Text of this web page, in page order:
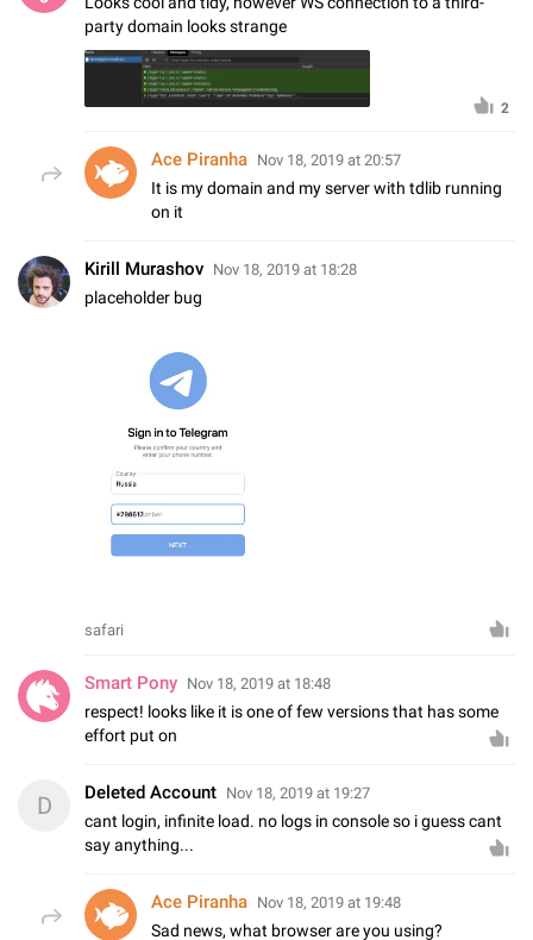
party domain looks strange
2
Ace Piranha Nov 18, 2019 at 20:57
It is my domain and my server with tdlib running
on it
Kirill Murashov Nov 18, 2019 at 18:28
placeholder bug
safari
Smart Pony Nov 18, 2019 at 18:48
respect! looks like it is one of few versions that has some
effort put on
D Deleted Account Nov 18, 2019 at 19:27
cant login, infinite load. no logs in console so i guess cant
say anything...
Ace Piranha Nov 18, 2019 at 19:48
Sad news, what browser are you using?